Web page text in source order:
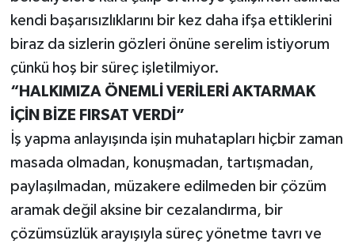
kendi başarısızlıklarını bir kez daha ifşa ettiklerini
biraz da sizlerin gözleri önüne serelim istiyorum
çünkü hoş bir süreç işletilmiyor.
“HALKIMIZA ÖNEMLİ VERİLERİ AKTARMAK
İÇİN BİZE FIRSAT VERDİ”
İş yapma anlayışında işin muhatapları hiçbir zaman
masada olmadan, konuşmadan, tartışmadan,
paylaşılmadan, müzakere edilmeden bir çözüm
aramak değil aksine bir cezalandırma, bir
çözümsüzlük arayışıyla süreç yönetme tavrı ve